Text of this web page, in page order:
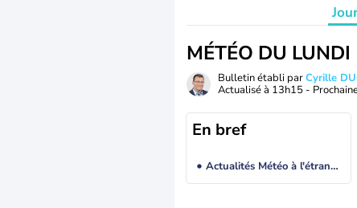
MÉTÉO DU
Bulletin établi parCyrille
Actualisé à 13h15 -
En bref
Actualités Météo à l'étranger